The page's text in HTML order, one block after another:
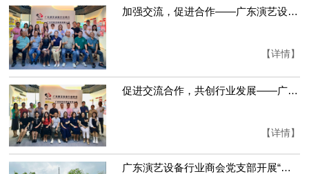
加强交流，促进合作——广东演艺设备行业商会新增会员交流会成功召开
【详情】
促进交流合作，共创行业发展——广东演艺设备行业商会新增会员交流会成功召开
【详情】
广东演艺设备行业商会党支部开展“缅怀先烈 弘扬革命精神”红联共建主题党日活动